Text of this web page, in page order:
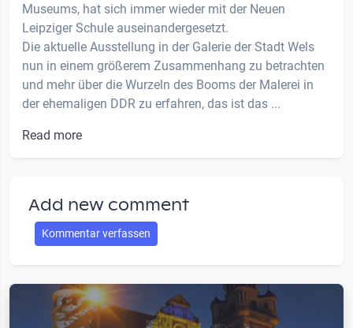
Museums, hat sich immer wieder mit der Neuen
Leipziger Schule auseinandergesetzt.
Die aktuelle Ausstellung in der Galerie der Stadt Wels
nun in einem größerem Zusammenhang zu betrachten
und mehr über die Wurzeln des Booms der Malerei in
der ehemaligen DDR zu erfahren, das ist das ...
Read more
Add new comment
Kommentar verfassen